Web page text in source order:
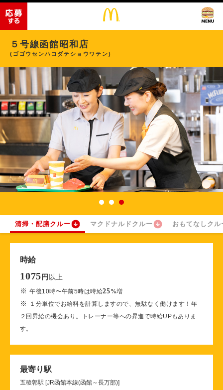
５号線函館昭和店
(ゴゴウセンハコダテショウワテン)
清掃・配膳クルー マクドナルドクルー おもてなしクル
時給
1075 円 以上
※午後10時〜午前5時は時給25%増
※
１分単位でお給料を計算しますので、無駄なく働けます！年
２回昇給の機会あり。トレーナー等への昇進で時給UPもありま
す。
最寄り駅
五稜郭駅 [JR函館本線(函館～長万部)]